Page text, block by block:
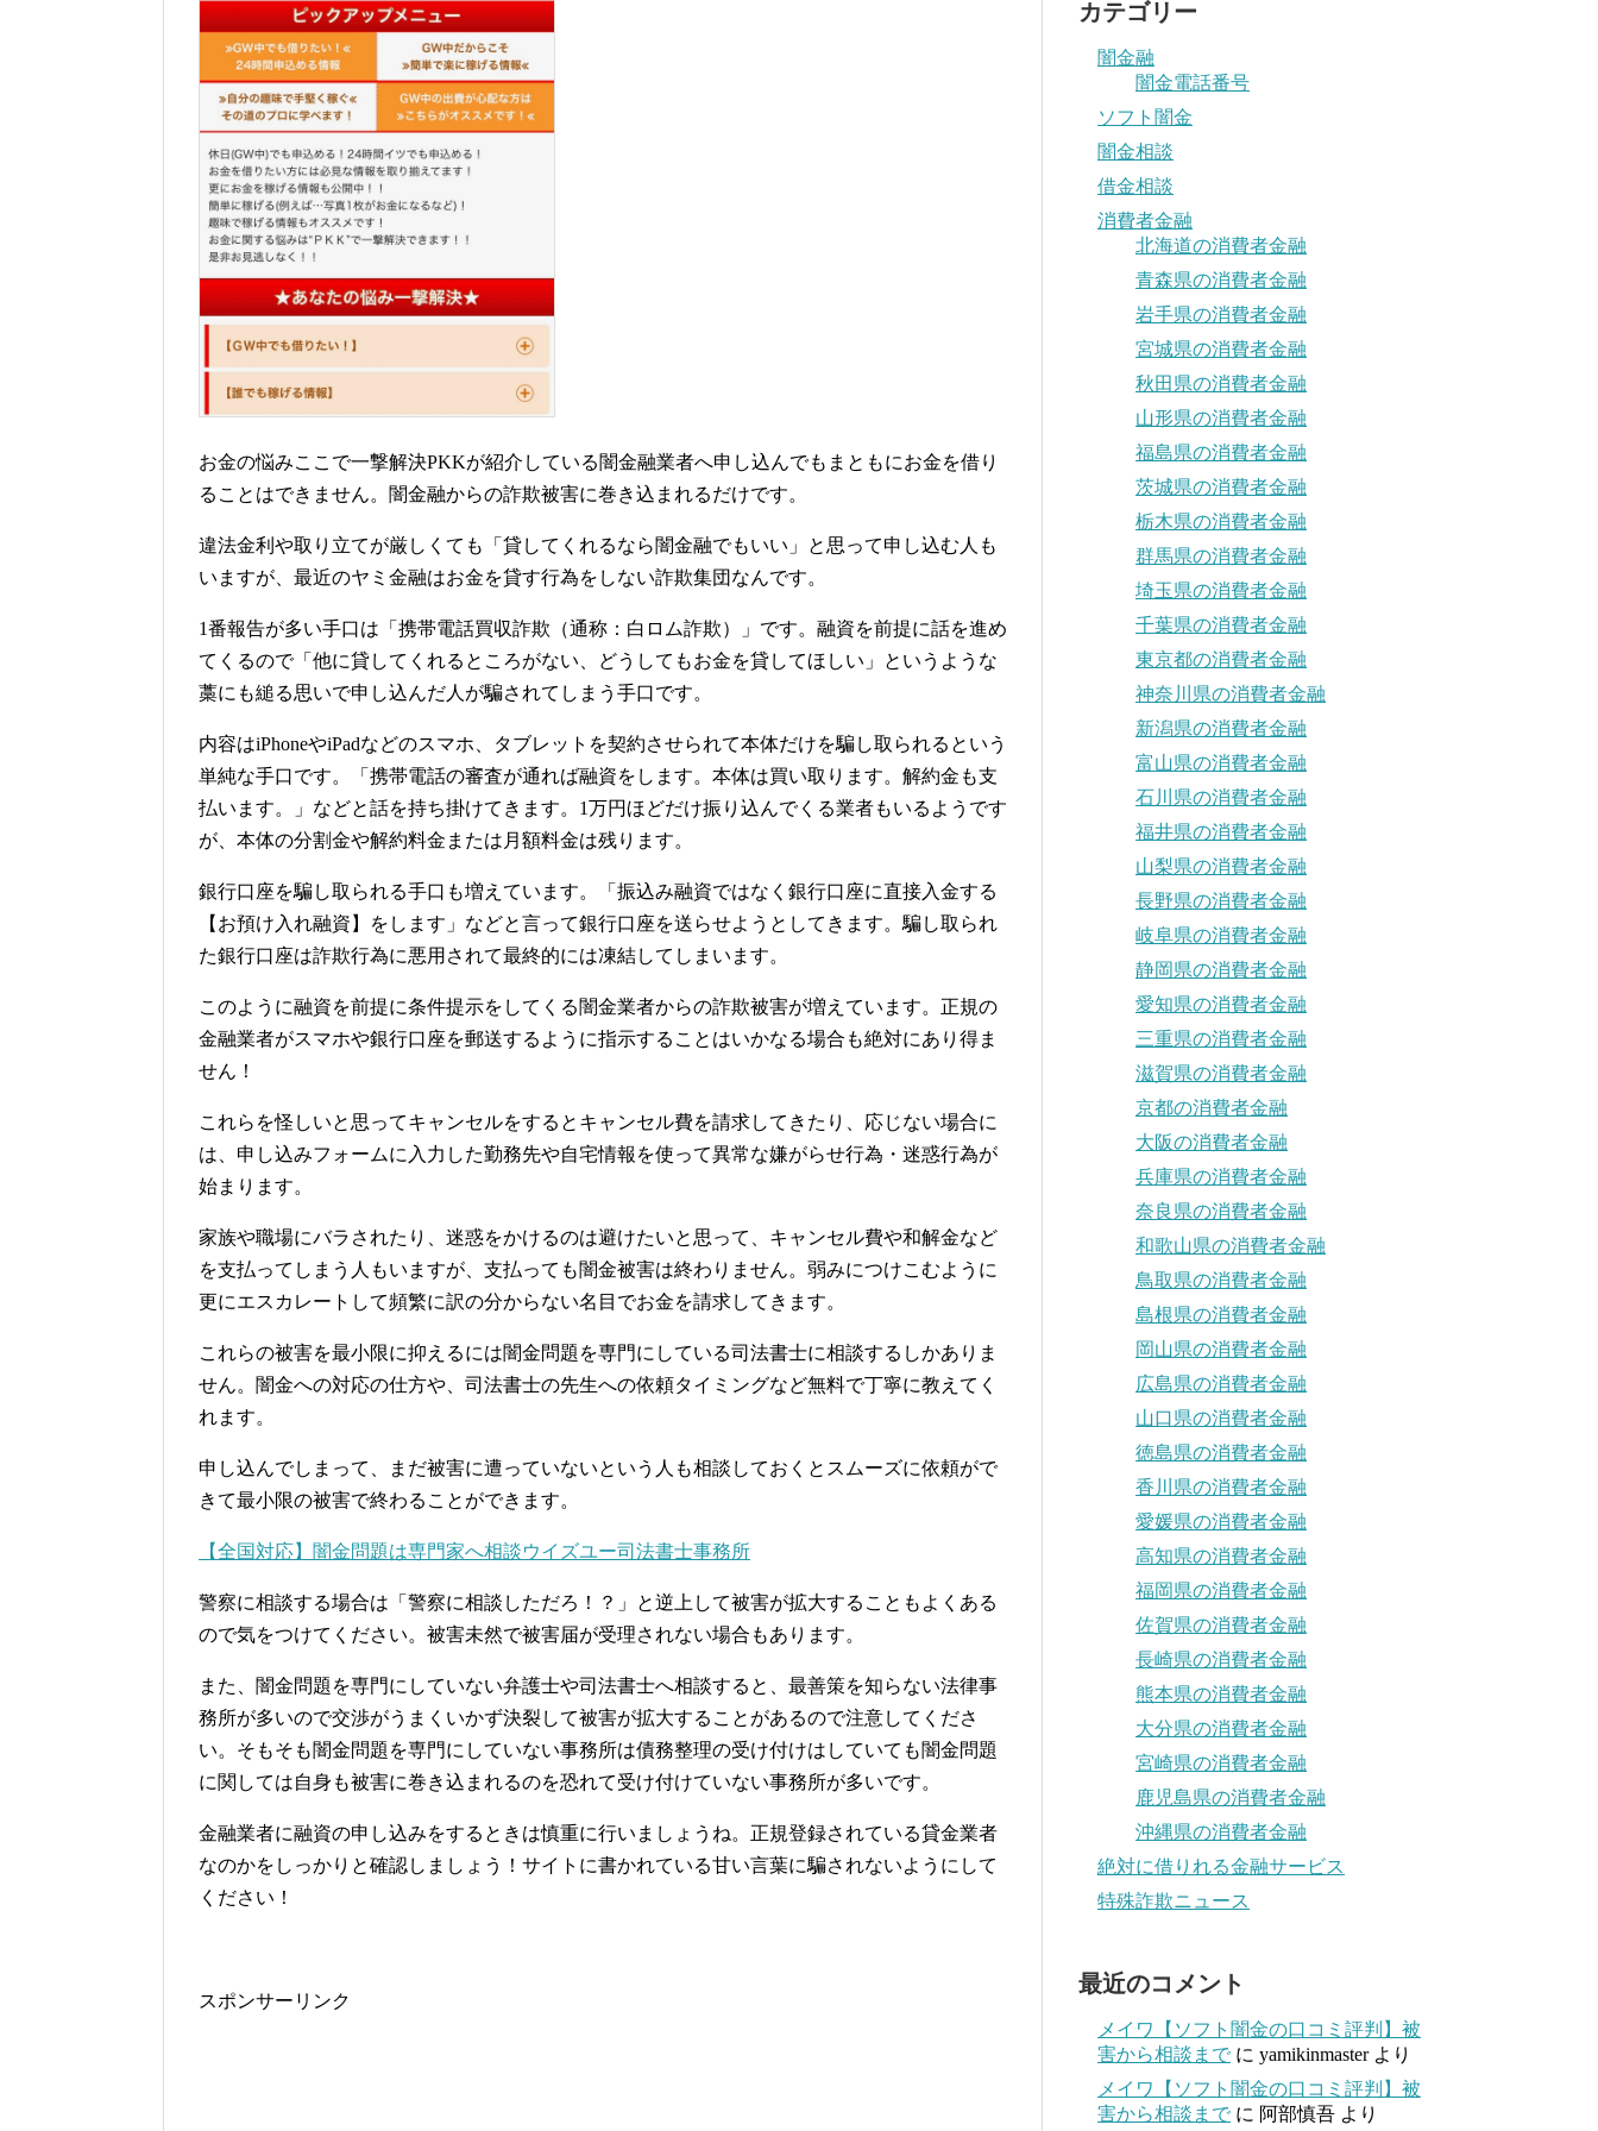
お金の悩みここで一撃解決PKKが紹介している闇金融業者へ申し込んでもまともにお金を借り
ることはできません。闇金融からの詐欺被害に巻き込まれるだけです。
違法金利や取り立てが厳しくても「貸してくれるなら闇金融でもいい」と思って申し込む人も
いますが、最近のヤミ金融はお金を貸す行為をしない詐欺集団なんです。
1番報告が多い手口は「携帯電話買収詐欺（通称：白ロム詐欺）」です。融資を前提に話を進め
てくるので「他に貸してくれるところがない、どうしてもお金を貸してほしい」というような
藁にも縋る思いで申し込んだ人が騙されてしまう手口です。
内容はiPhoneやiPadなどのスマホ、タブレットを契約させられて本体だけを騙し取られるという
単純な手口です。「携帯電話の審査が通れば融資をします。本体は買い取ります。解約金も支
払います。」などと話を持ち掛けてきます。1万円ほどだけ振り込んでくる業者もいるようです
が、本体の分割金や解約料金または月額料金は残ります。
銀行口座を騙し取られる手口も増えています。「振込み融資ではなく銀行口座に直接入金する
【お預け入れ融資】をします」などと言って銀行口座を送らせようとしてきます。騙し取られ
た銀行口座は詐欺行為に悪用されて最終的には凍結してしまいます。
このように融資を前提に条件提示をしてくる闇金業者からの詐欺被害が増えています。正規の
金融業者がスマホや銀行口座を郵送するように指示することはいかなる場合も絶対にあり得ま
せん！
これらを怪しいと思ってキャンセルをするとキャンセル費を請求してきたり、応じない場合に
は、申し込みフォームに入力した勤務先や自宅情報を使って異常な嫌がらせ行為・迷惑行為が
始まります。
家族や職場にバラされたり、迷惑をかけるのは避けたいと思って、キャンセル費や和解金など
を支払ってしまう人もいますが、支払っても闇金被害は終わりません。弱みにつけこむように
更にエスカレートして頻繁に訳の分からない名目でお金を請求してきます。
これらの被害を最小限に抑えるには闇金問題を専門にしている司法書士に相談するしかありま
せん。闇金への対応の仕方や、司法書士の先生への依頼タイミングなど無料で丁寧に教えてく
れます。
申し込んでしまって、まだ被害に遭っていないという人も相談しておくとスムーズに依頼がで
きて最小限の被害で終わることができます。
【全国対応】闇金問題は専門家へ相談ウイズユー司法書士事務所
警察に相談する場合は「警察に相談しただろ！？」と逆上して被害が拡大することもよくある
ので気をつけてください。被害未然で被害届が受理されない場合もあります。
また、闇金問題を専門にしていない弁護士や司法書士へ相談すると、最善策を知らない法律事
務所が多いので交渉がうまくいかず決裂して被害が拡大することがあるので注意してくださ
い。そもそも闇金問題を専門にしていない事務所は債務整理の受け付けはしていても闇金問題
に関しては自身も被害に巻き込まれるのを恐れて受け付けていない事務所が多いです。
金融業者に融資の申し込みをするときは慎重に行いましょうね。正規登録されている貸金業者
なのかをしっかりと確認しましょう！サイトに書かれている甘い言葉に騙されないようにして
ください！
スポンサーリンク
カテゴリー
闇金融
闇金電話番号
ソフト闇金
闇金相談
借金相談
消費者金融
北海道の消費者金融
青森県の消費者金融
岩手県の消費者金融
宮城県の消費者金融
秋田県の消費者金融
山形県の消費者金融
福島県の消費者金融
茨城県の消費者金融
栃木県の消費者金融
群馬県の消費者金融
埼玉県の消費者金融
千葉県の消費者金融
東京都の消費者金融
神奈川県の消費者金融
新潟県の消費者金融
富山県の消費者金融
石川県の消費者金融
福井県の消費者金融
山梨県の消費者金融
長野県の消費者金融
岐阜県の消費者金融
静岡県の消費者金融
愛知県の消費者金融
三重県の消費者金融
滋賀県の消費者金融
京都の消費者金融
大阪の消費者金融
兵庫県の消費者金融
奈良県の消費者金融
和歌山県の消費者金融
鳥取県の消費者金融
島根県の消費者金融
岡山県の消費者金融
広島県の消費者金融
山口県の消費者金融
徳島県の消費者金融
香川県の消費者金融
愛媛県の消費者金融
高知県の消費者金融
福岡県の消費者金融
佐賀県の消費者金融
長崎県の消費者金融
熊本県の消費者金融
大分県の消費者金融
宮崎県の消費者金融
鹿児島県の消費者金融
沖縄県の消費者金融
絶対に借りれる金融サービス
特殊詐欺ニュース
最近のコメント
メイワ【ソフト闇金の口コミ評判】被
害から相談まで に yamikinmasterより
メイワ【ソフト闇金の口コミ評判】被
害から相談まで に 阿部慎吾 より